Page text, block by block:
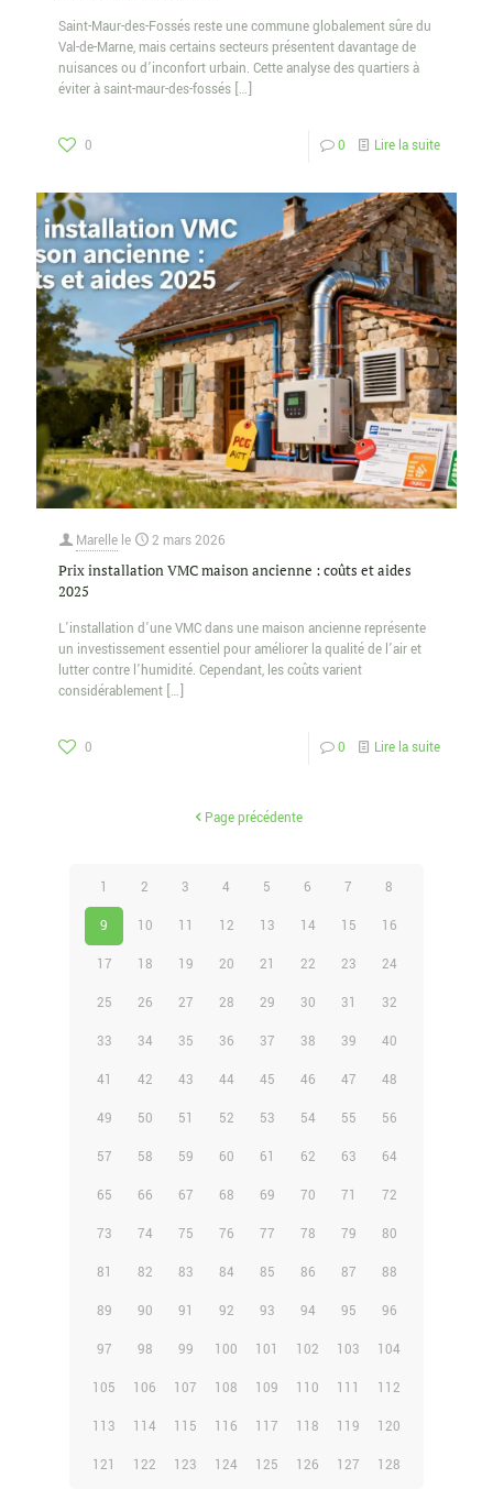
Saint-Maur-des-Fossés reste une commune globalement sûre du
Val-de-Marne, mais certains secteurs présentent davantage de
nuisances ou d’inconfort urbain. Cette analyse des quartiers à
éviter à saint-maur-des-fossés […]
0 0 Lire la suite
Marelle le 2 mars 2026
Prix installation VMC maison ancienne : coûts et aides
2025
L’installation d’une VMC dans une maison ancienne représente
un investissement essentiel pour améliorer la qualité de l’air et
lutter contre l’humidité. Cependant, les coûts varient
considérablement […]
0 0 Lire la suite
Page précédente
1 2 3 4 5 6 7 8
9 10 11 12 13 14 15 16
17 18 19 20 21 22 23 24
25 26 27 28 29 30 31 32
33 34 35 36 37 38 39 40
41 42 43 44 45 46 47 48
49 50 51 52 53 54 55 56
57 58 59 60 61 62 63 64
65 66 67 68 69 70 71 72
73 74 75 76 77 78 79 80
81 82 83 84 85 86 87 88
89 90 91 92 93 94 95 96
97 98 99 100 101 102 103 104
105 106 107 108 109 110 111 112
113 114 115 116 117 118 119 120
121 122 123 124 125 126 127 128